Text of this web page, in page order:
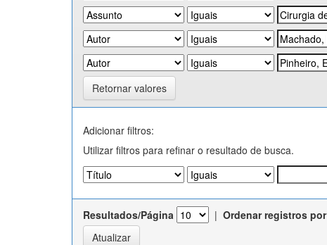
Retornar valores
Adicionar filtros:
Utilizar filtros para refinar o resultado de busca.
Resultados/Página | Ordenar registros por